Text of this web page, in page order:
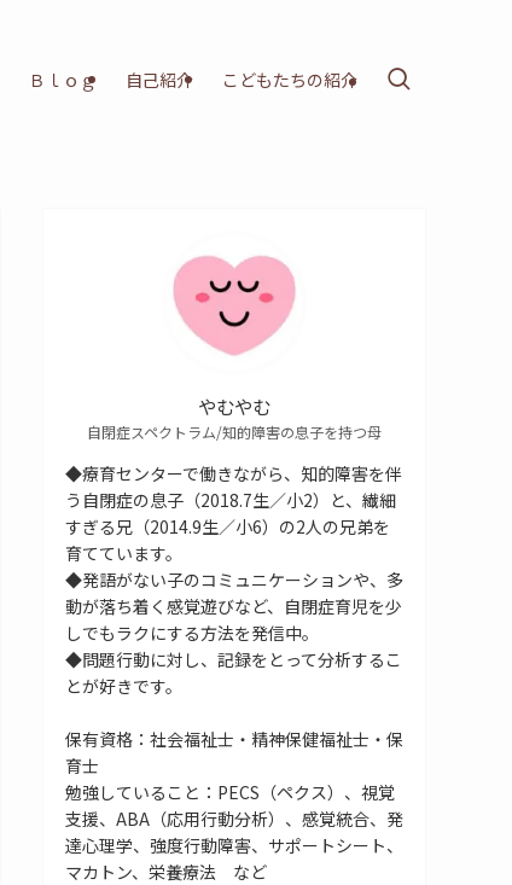
Ｂｌｏｇ 自己紹介 こどもたちの紹介
やむやむ
自閉症スペクトラム/知的障害の息子を持つ母
◆療育センターで働きながら、知的障害を伴
う自閉症の息子（2018.7生／小2）と、繊細
すぎる兄（2014.9生／小6）の2人の兄弟を
育てています。
◆発語がない子のコミュニケーションや、多
動が落ち着く感覚遊びなど、自閉症育児を少
しでもラクにする方法を発信中。
◆問題行動に対し、記録をとって分析するこ
とが好きです。
保有資格：社会福祉士・精神保健福祉士・保
育士
勉強していること：PECS（ペクス）、視覚
支援、ABA（応用行動分析）、感覚統合、発
達心理学、強度行動障害、サポートシート、
マカトン、栄養療法 など